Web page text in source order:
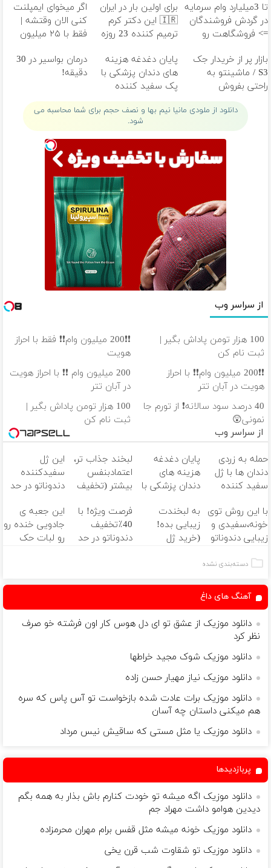
تا 3میلیارد وام سرمایه
در گردش فروشندگان
=> فروشگاهت رو
برای اولین بار در ایران
🇮🇷 این دکتر کرم
ترمیم کننده 23 روزه
اگر میخوای ایمپلنت
کنی الان وقتشه |
فقط با ۲۵ میلیون
بازار پر از خریدار جک
S3 / ماشینتو به
راحتی بفروش
پایان دغدغه هزینه
های دندان پزشکی با
پک سفید کننده
خانگی
درمان بواسیر در 30
دقیقه!
دانلود از ملودی مانیا نیم بها و نصف حجم برای شما محاسبه می
شود.
از سراسر وب
100 هزار تومن پاداش بگیر |
ثبت نام کن
❗❗200 میلیون وام❗❗ فقط با احراز
هویت
❗❗200 میلیون وام❗❗ با احراز
هویت در آبان تتر
200 میلیون وام ❗❗ با احراز هویت
در آبان تتر
40 درصد سود سالانه❗ از تورم جا
نمونی😲
100 هزار تومن پاداش بگیر |
ثبت نام کن
از سراسر وب
حمله به زردی
دندان ها با ژل
سفید کننده
خرید40%تخفیف
پایان دغدغه
هزینه های
دندان پزشکی با
کننده خانگی
لبخند جذاب تر،
اعتمادبنفس
بیشتر (تخفیف
این ژل
سفیدکننده
دندوناتو در حد
میکنه
(40%تخفیف)
با این روش توی
خونه،سفیدی و
زیبایی دندوناتو
به لبخندت
زیبایی بده!
(خرید ژل
فرصت ویژه! با
40٪تخفیف
دندوناتو در حد
این جعبه ی
جادویی خنده رو
رو لبات حک
دسته‌بندی نشده
آهنگ های داغ
دانلود موزیک از عشق تو ای دل هوس کار اون فرشته خو صرف
نظر کرد
دانلود موزیک شوک مجید خراطها
دانلود موزیک نیاز مهیار حسن زاده
دانلود موزیک برات عادت شده بازخواست تو آس پاس که سره
هم میکنی داستان چه آسان
دانلود موزیک یا مثل مستى که ساقیش نیس مرداد
پربازدیدها
دانلود موزیک اگه میشه تو خودت کنارم باش بذار به همه بگم
دیدین هوامو داشت مهراد جم
دانلود موزیک خونه میشه مثل قفس برام مهران محرمزاده
دانلود موزیک تو شقاوت شب قرن يخی